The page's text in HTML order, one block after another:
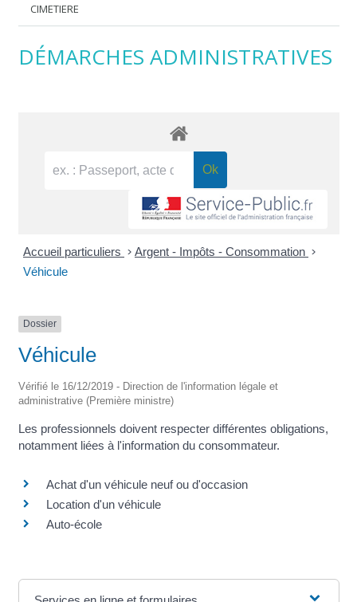
CIMETIERE
DÉMARCHES ADMINISTRATIVES
Accueil particuliers > Argent - Impôts - Consommation >
Véhicule
Dossier
Véhicule
Vérifié le 16/12/2019 - Direction de l'information légale et
administrative (Première ministre)
Les professionnels doivent respecter différentes obligations,
notamment liées à l'information du consommateur.
Achat d'un véhicule neuf ou d'occasion
Location d'un véhicule
Auto-école